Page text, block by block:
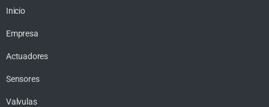
Inicio
Empresa
Actuadores
Sensores
Valvulas